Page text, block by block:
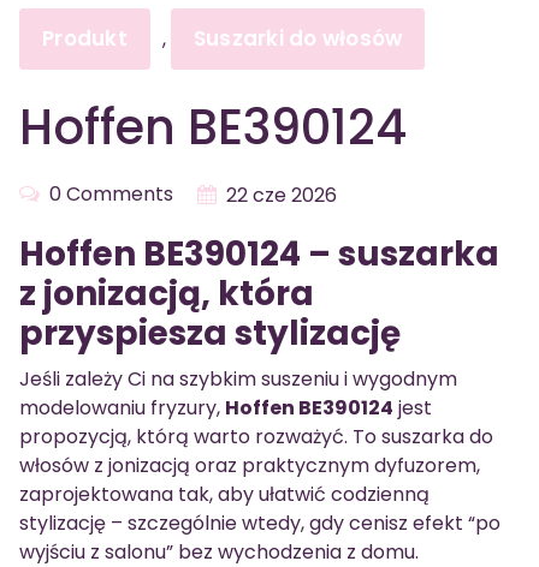
Produkt , Suszarki do włosów
Hoffen BE390124
0 Comments 22 cze 2026
Hoffen BE390124 – suszarka
z jonizacją, która
przyspiesza stylizację
Jeśli zależy Ci na szybkim suszeniu i wygodnym
modelowaniu fryzury, Hoffen BE390124 jest
propozycją, którą warto rozważyć. To suszarka do
włosów z jonizacją oraz praktycznym dyfuzorem,
zaprojektowana tak, aby ułatwić codzienną
stylizację – szczególnie wtedy, gdy cenisz efekt “po
wyjściu z salonu” bez wychodzenia z domu.